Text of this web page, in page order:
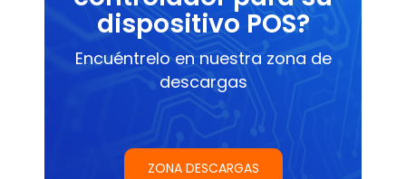
dispositivo POS?
Encuéntrelo en nuestra zona de
descargas
ZONA DESCARGAS